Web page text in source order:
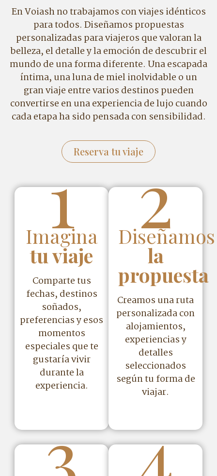
En Voiash no trabajamos con viajes idénticos
para todos. Diseñamos propuestas
personalizadas para viajeros que valoran la
belleza, el detalle y la emoción de descubrir el
mundo de una forma diferente. Una escapada
íntima, una luna de miel inolvidable o un
gran viaje entre varios destinos pueden
convertirse en una experiencia de lujo cuando
cada etapa ha sido pensada con sensibilidad.
Reserva tu viaje
1
Imagina
tu viaje
Comparte tus
fechas, destinos
soñados,
preferencias y esos
momentos
especiales que te
gustaría vivir
durante la
experiencia.
2
Diseñamos
la
propuesta
Creamos una ruta
personalizada con
alojamientos,
experiencias y
detalles
seleccionados
según tu forma de
viajar.
3 4